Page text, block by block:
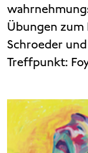
Übungen zum
Schroeder
Treffpunkt: